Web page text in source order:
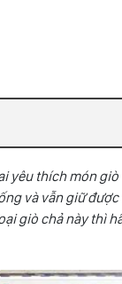
yêu thích món
và vẫn giữ
giò chả này thì